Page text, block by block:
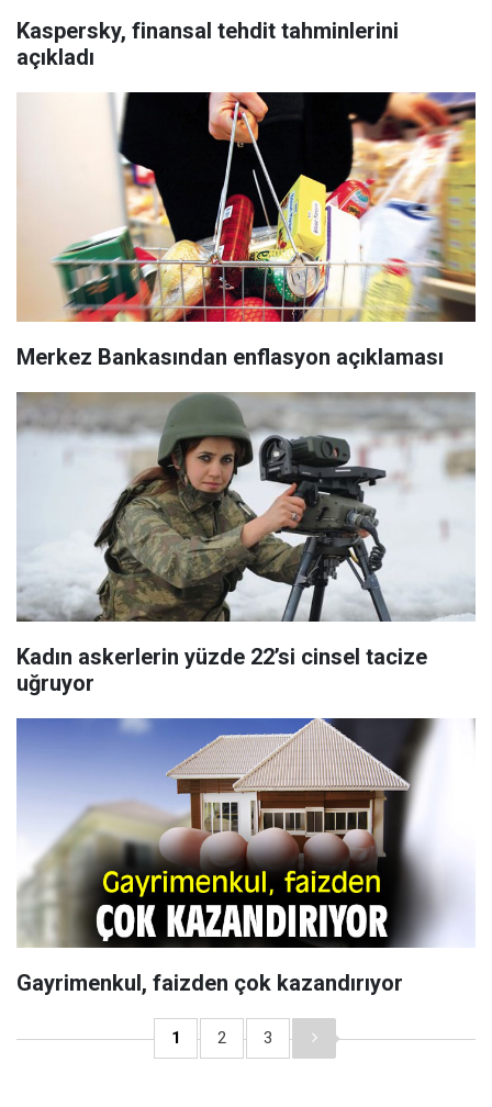
Kaspersky, finansal tehdit tahminlerini
açıkladı
Merkez Bankasından enflasyon açıklaması
Kadın askerlerin yüzde 22’si cinsel tacize
uğruyor
Gayrimenkul, faizden çok kazandırıyor
1 2 3